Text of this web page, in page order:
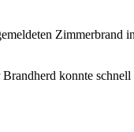
Zimmerbrand
konnte